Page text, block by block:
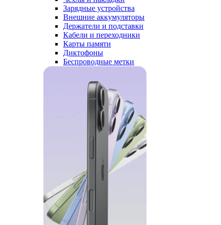
Зарядные устройства
Внешние аккумуляторы
Держатели и подставки
Кабели и переходники
Карты памяти
Диктофоны
Беспроводные метки